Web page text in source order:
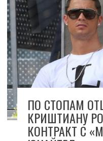
ПО СТОПАМ
КРИШТИАНУ
КОНТРАКТ С